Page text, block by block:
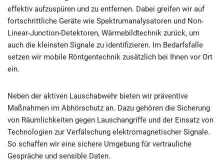
effektiv aufzuspüren und zu entfernen. Dabei greifen wir auf
fortschrittliche Geräte wie Spektrumanalysatoren und Non-
Linear-Junction-Detektoren, Wärmebildtechnik zurück, um
auch die kleinsten Signale zu identifizieren. Im Bedarfsfalle
setzen wir mobile Röntgentechnik zusätzlich bei Ihnen vor Ort
ein.
Neben der aktiven Lauschabwehr bieten wir präventive
Maßnahmen im Abhörschutz an. Dazu gehören die Sicherung
von Räumlichkeiten gegen Lauschangriffe und der Einsatz von
Technologien zur Verfälschung elektromagnetischer Signale.
So schaffen wir eine sichere Umgebung für vertrauliche
Gespräche und sensible Daten.